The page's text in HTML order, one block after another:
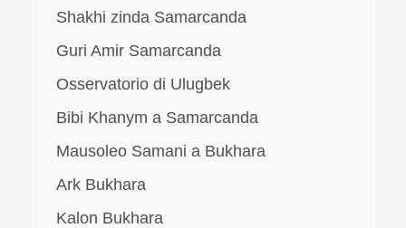
Shakhi zinda Samarcanda
Guri Amir Samarcanda
Osservatorio di Ulugbek
Bibi Khanym a Samarcanda
Mausoleo Samani a Bukhara
Ark Bukhara
Kalon Bukhara